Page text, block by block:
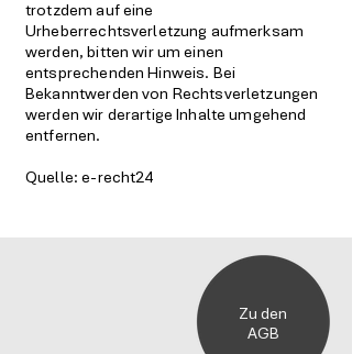
trotzdem auf eine
Urheberrechtsverletzung aufmerksam
werden, bitten wir um einen
entsprechenden Hinweis. Bei
Bekanntwerden von Rechtsverletzungen
werden wir derartige Inhalte umgehend
entfernen.
Quelle: e-recht24
Zu den
AGB